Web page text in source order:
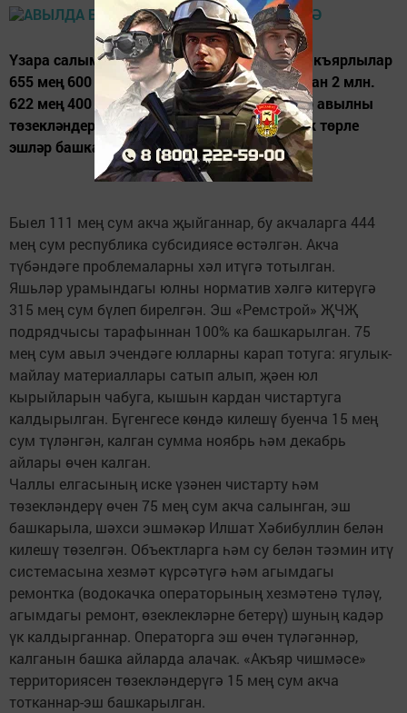
Үзара салым кергәннән соң биш ел эчендә акъярлылар
655 мең 600 сум акча җыйган, республикадан 2 млн.
622 мең 400 сум акча алган. Нәтиҗәдә алар авылны
төзекләндерү буенча 3 млн. 278 мең сумлык төрле
эшләр башкара алганнар.
Быел 111 мең сум акча җыйганнар, бу акчаларга 444
мең сум республика субсидиясе өстәлгән. Акча
түбәндәге проблемаларны хәл итүгә тотылган.
Яшьләр урамындагы юлны норматив хәлгә китерүгә
315 мең сум бүлеп бирелгән. Эш «Ремстрой» ҖЧҖ
подрядчысы тарафыннан 100% ка башкарылган. 75
мең сум авыл эчендәге юлларны карап тотуга: ягулык-
майлау материаллары сатып алып, җәен юл
кырыйларын чабуга, кышын кардан чистартуга
калдырылган. Бүгенгесе көндә килешү буенча 15 мең
сум түләнгән, калган сумма ноябрь һәм декабрь
айлары өчен калган.
Чаллы елгасының иске үзәнен чистарту һәм
төзекләндерү өчен 75 мең сум акча салынган, эш
башкарыла, шәхси эшмәкәр Илшат Хәбибуллин белән
килешү төзелгән. Объектларга һәм су белән тәэмин итү
системасына хезмәт күрсәтүгә һәм агымдагы
ремонтка (водокачка операторының хезмәтенә түләү,
агымдагы ремонт, өзеклекләрне бетерү) шуның кадәр
үк калдырганнар. Операторга эш өчен түләгәннәр,
калганын башка айларда алачак. «Акъяр чишмәсе»
территориясен төзекләндерүгә 15 мең сум акча
тотканнар-эш башкарылган.